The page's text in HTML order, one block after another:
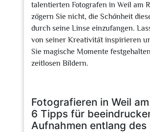
talentierten Fotografen in Weil am
zögern Sie nicht, die Schönheit
durch seine Linse einzufangen.
von seiner Kreativität inspirieren
Sie magische Momente
zeitlosen Bildern.
Fotografieren in Weil
6 Tipps für
Aufnahmen entlang des